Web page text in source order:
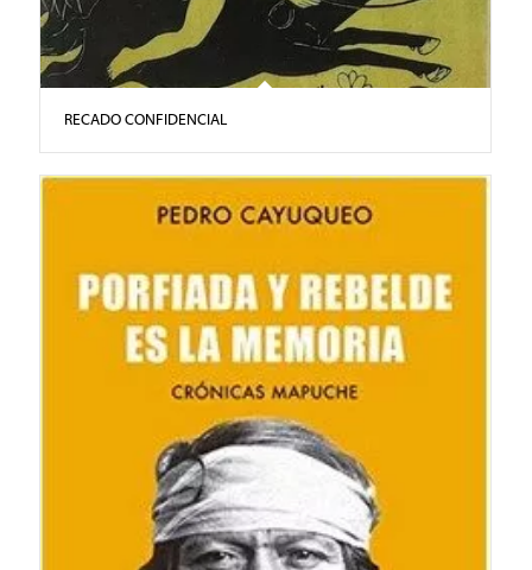
RECADO CONFIDENCIAL